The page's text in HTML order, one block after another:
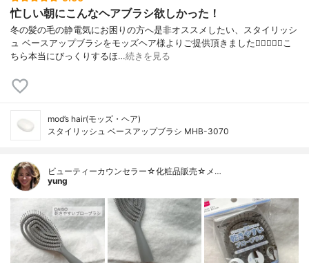
忙しい朝にこんなヘアブラシ欲しかった！
冬の髪の毛の静電気にお困りの方へ是非オススメしたい、スタイリッシ
ュ ベースアップブラシをモッズヘア様よりご提供頂きました🧝‍♀️✨✨✨こ
ちら本当にびっくりするほ…続きを見る
mod’s hair(モッズ・ヘア)
スタイリッシュ ベースアップブラシ MHB-3070
ビューティーカウンセラー☆化粧品販売☆メ…
yung